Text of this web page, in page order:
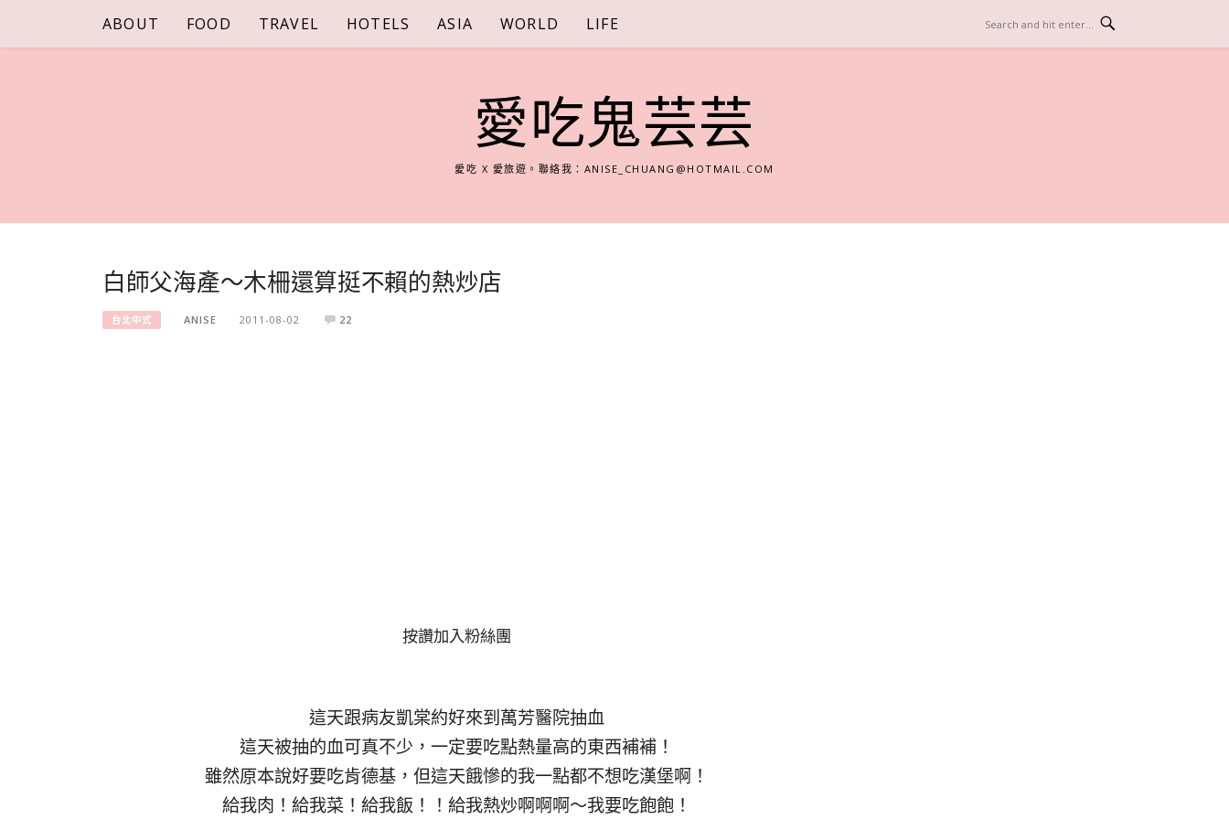
content
ABOUT FOOD TRAVEL HOTELS ASIA WORLD LIFE
愛吃鬼芸芸
愛吃 X 愛旅遊。聯絡我： ANISE_CHUANG@HOTMAIL.COM
白師父海產～木柵還算挺不賴的熱炒店
台北中式 ANISE 2011-08-02 22
按讚加入粉絲團
這天跟病友凱棠約好來到萬芳醫院抽血
這天被抽的血可真不少，一定要吃點熱量高的東西補補！
雖然原本說好要吃肯德基，但這天餓慘的我一點都不想吃漢堡啊！
給我肉！給我菜！給我飯！！給我熱炒啊啊啊～我要吃飽飽！